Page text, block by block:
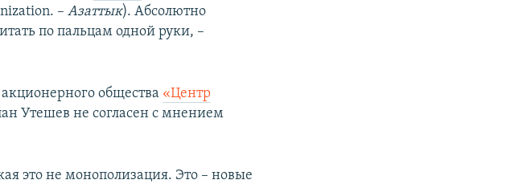
–Азаттык). Абсолютно
по пальцам одной руки, –
общества «Центр
Утешев не согласен с мнением
это не монополизация. Это – новые